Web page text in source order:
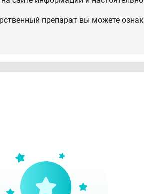
препарат вы можете